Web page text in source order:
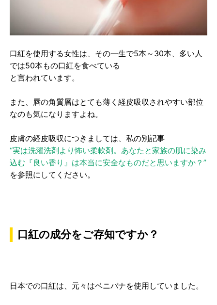
口紅を使用する女性は、その一生で5本～30本、多い人
では50本もの口紅を食べている
と言われています。
また、唇の角質層はとても薄く経皮吸収されやすい部位
なのも気になりますよね。
皮膚の経皮吸収につきましては、私の別記事
“実は洗濯洗剤より怖い柔軟剤。あなたと家族の肌に染み
込む『良い香り』は本当に安全なものだと思いますか？”
を参照にしてください。
口紅の成分をご存知ですか？
日本での口紅は、元々はベニバナを使用していました。